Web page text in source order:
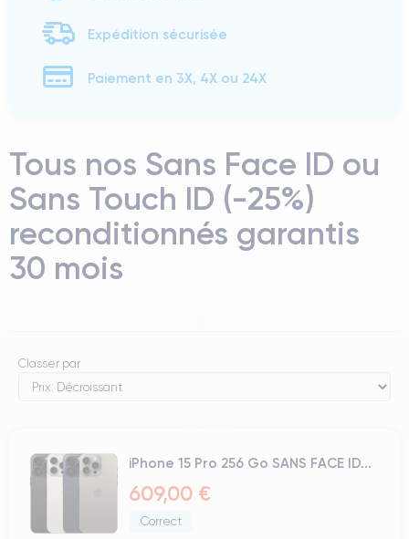
Expédition sécurisée
Paiement en 3X, 4X ou 24X
Tous nos Sans Face ID ou
Sans Touch ID (-25%)
reconditionnés garantis
30 mois
Classer par
iPhone 15 Pro 256 Go SANS FACE ID...
609,00 €
Correct